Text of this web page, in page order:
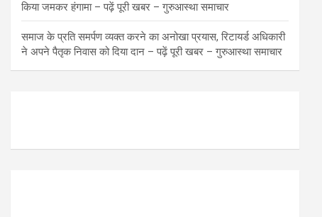
किया जमकर हंगामा – पढ़ें पूरी खबर – गुरुआस्था समाचार
समाज के प्रति समर्पण व्यक्त करने का अनोखा प्रयास, रिटायर्ड अधिकारी
ने अपने पैतृक निवास को दिया दान – पढ़ें पूरी खबर – गुरुआस्था समाचार